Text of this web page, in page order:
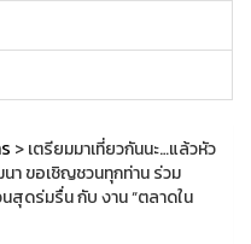
> เตรียมมาเที่ยวกันนะ…แล้วหัว
า ขอเชิญชวนทุกท่าน ร่วม
ดร่มรื่น กับ งาน “ตลาดใน